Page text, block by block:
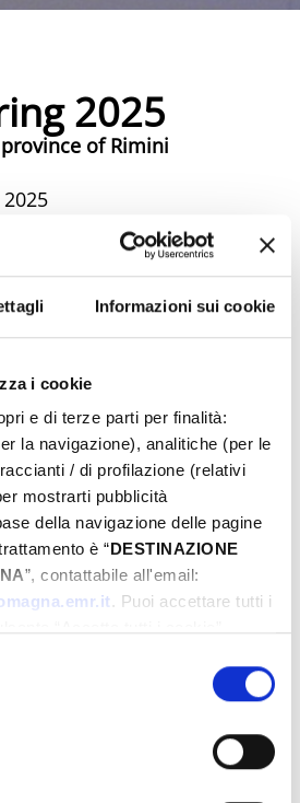
Informazioni sui cookie
i cookie
e di terze parti per finalità:
la navigazione), analitiche (per le
/ di profilazione (relativi
mostrarti pubblicità
della navigazione delle pagine
è “DESTINAZIONE
”, contattabile all'email:
. Puoi accettare tutti i
facendo clic su “Personalizza”.
tutti i cookie i Tuoi dati potranno
garanzie idonee per il
2025
of Rimini
Rimini Events